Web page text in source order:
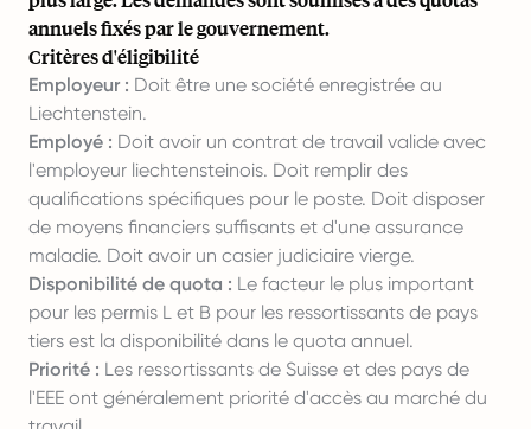
annuels fixés par le gouvernement.
Critères d'éligibilité
Employeur : Doit être une société enregistrée au
Liechtenstein.
Employé : Doit avoir un contrat de travail valide avec
l'employeur liechtensteinois. Doit remplir des
qualifications spécifiques pour le poste. Doit disposer
de moyens financiers suffisants et d'une assurance
maladie. Doit avoir un casier judiciaire vierge.
Disponibilité de quota : Le facteur le plus important
pour les permis L et B pour les ressortissants de pays
tiers est la disponibilité dans le quota annuel.
Priorité : Les ressortissants de Suisse et des pays de
l'EEE ont généralement priorité d'accès au marché du